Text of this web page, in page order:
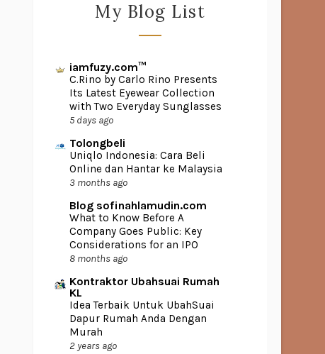
My Blog List
iamfuzy.com™
C.Rino by Carlo Rino Presents
Its Latest Eyewear Collection
with Two Everyday Sunglasses
5 days ago
Tolongbeli
Uniqlo Indonesia: Cara Beli
Online dan Hantar ke Malaysia
3 months ago
Blog sofinahlamudin.com
What to Know Before A
Company Goes Public: Key
Considerations for an IPO
8 months ago
Kontraktor Ubahsuai Rumah
KL
Idea Terbaik Untuk UbahSuai
Dapur Rumah Anda Dengan
Murah
2 years ago